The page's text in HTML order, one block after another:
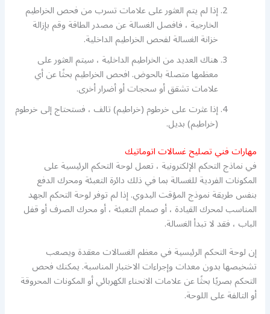
إذا لم يتم العثور على علامات تسرب من فحص الخراطيم
الخارجية ، فافصل الغسالة عن مصدر الطاقة وقم بإزالة
خزانة الغسالة لفحص الخراطيم الداخلية.
هناك العديد من الخراطيم الداخلية ، سيتم العثور على
معظمها متصلة بالحوض. افحص الخراطيم بحثًا عن أي
علامات تشقق أو سحجات أو أضرار أخرى.
إذا عثرت على خرطوم (خراطيم) تالف ، فستحتاج إلى خرطوم
(خراطيم) بديل.
مهارات فني تصليح غسالات اتوماتيك
في نماذج التحكم الإلكترونية ، تعمل لوحة التحكم الرئيسية على
المكونات الفردية للغسالة بما في ذلك دائرة التعبئة ومحرك الدفع
بنفس طريقة نموذج المؤقت اليدوي. إذا لم توفر لوحة التحكم الجهد
المناسب لمحرك القيادة ، أو صمام التعبئة ، أو محرك الصرف أو قفل
الباب ، فقد لا تبدأ الغسالة.
إن لوحة التحكم الرئيسية في معظم الغسالات معقدة ويصعب
تشخيصها بدون معدات وإجراءات الاختبار المناسبة. يمكنك فحص
التحكم بصريًا بحثًا عن علامات الانحناء الكهربائي أو المكونات المحروقة
أو التالفة على اللوحة.